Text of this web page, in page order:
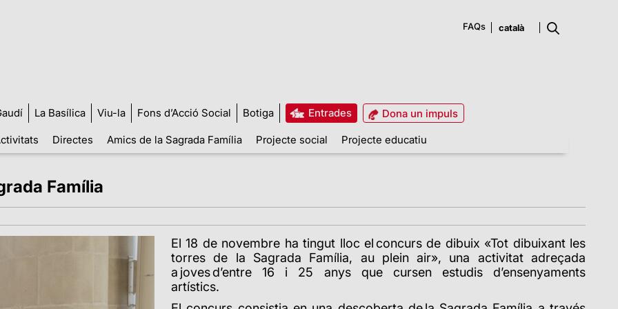
FAQs
La Basílica Viu-la Fons d’Acció Social Botiga Entrades
Dona un impuls
Directes Amics de la Sagrada Família Projecte social Projecte educatiu
Família
El 18 de novembre ha tingut lloc el concurs de dibuix «Tot dibuixant les
torres de la Sagrada Família, au plein air», una activitat adreçada
a joves d’entre 16 i 25 anys que cursen estudis d’ensenyaments
artístics.